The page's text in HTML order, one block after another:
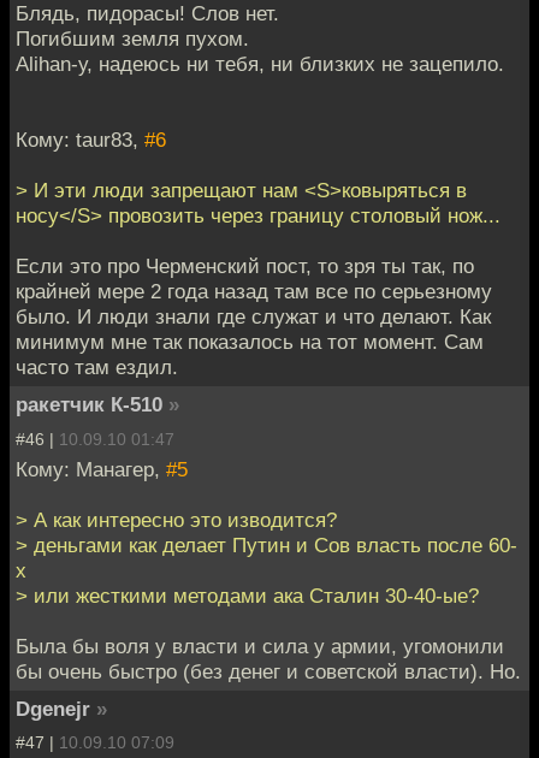
Блядь, пидорасы! Слов нет.
Погибшим земля пухом.
Alihan-у, надеюсь ни тебя, ни близких не зацепило.
Кому: taur83, #6
> И эти люди запрещают нам <S>ковыряться в
носу</S> провозить через границу столовый нож...
Если это про Черменский пост, то зря ты так, по
крайней мере 2 года назад там все по серьезному
было. И люди знали где служат и что делают. Как
минимум мне так показалось на тот момент. Сам
часто там ездил.
ракетчик К-510 »
#46 | 10.09.10 01:47
Кому: Манагер, #5
> А как интересно это изводится?
> деньгами как делает Путин и Сов власть после 60-
х
> или жесткими методами ака Сталин 30-40-ые?
Была бы воля у власти и сила у армии, угомонили
бы очень быстро (без денег и советской власти). Но.
Dgenejr »
#47 | 10.09.10 07:09